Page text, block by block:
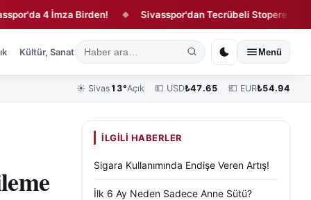
4 İmza Birden! ◆ Sivasspor'dan Tecrübeli Stopere 1 Yıllık
Kültür, Sanat ve Tarih Yaşam Sivas Vefat Edenler Köşe
Menü
☀️ Sivas 13°Açık 💵 USD₺47.65 💶 EUR₺54.94
İLGILI HABERLER
Sigara Kullanımında Endişe Veren Artış!
İlk 6 Ay Neden Sadece Anne Sütü?